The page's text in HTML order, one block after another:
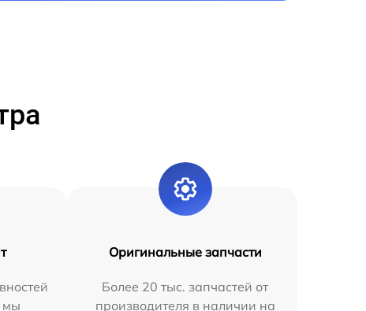
мы
Оригинальные запчасти
Более 20 тыс. запчастей от
производителя в наличии на